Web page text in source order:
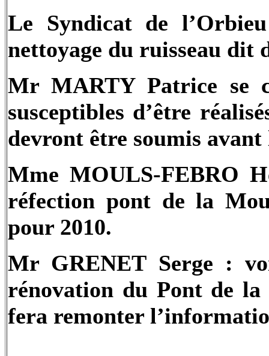
Le Syndicat de
nettoyage du ruisseau dit
Mr MARTY Patrice se
susceptibles d’être
devront être soumis avant
Mme MOULS-FEBRO
réfection pont de la
pour 2010.
Mr GRENET Serge :
rénovation du Pont de
fera remonter